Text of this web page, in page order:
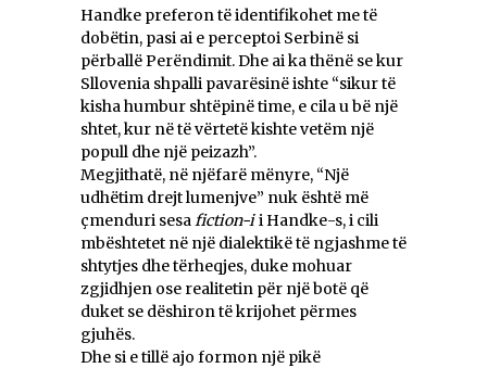
Handke preferon të identifikohet me të
dobëtin, pasi ai e perceptoi Serbinë si
përballë Perëndimit. Dhe ai ka thënë se kur
Sllovenia shpalli pavarësinë ishte “sikur të
kisha humbur shtëpinë time, e cila u bë një
shtet, kur në të vërtetë kishte vetëm një
popull dhe një peizazh”.
Megjithatë, në njëfarë mënyre, “Një
udhëtim drejt lumenjve” nuk është më
çmenduri sesafiction-ii Handke-s, i cili
mbështetet në një dialektikë të ngjashme të
shtytjes dhe tërheqjes, duke mohuar
zgjidhjen ose realitetin për një botë që
duket se dëshiron të krijohet përmes
gjuhës.
Dhe si e tillë ajo formon një pikë